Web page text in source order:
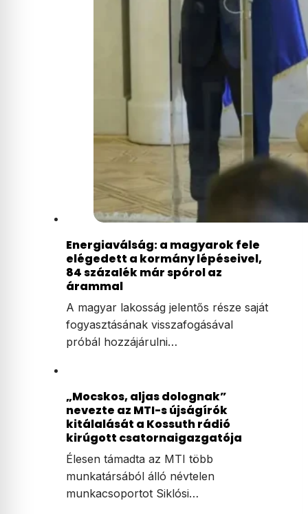
Energiaválság: a magyarok fele
elégedett a kormány lépéseivel,
84 százalék már spórol az
árammal
A magyar lakosság jelentős része saját
fogyasztásának visszafogásával
próbál hozzájárulni…
„Mocskos, aljas dolognak”
nevezte az MTI-s újságírók
kitálalását a Kossuth rádió
kirúgott csatornaigazgatója
Élesen támadta az MTI több
munkatársából álló névtelen
munkacsoportot Siklósi…